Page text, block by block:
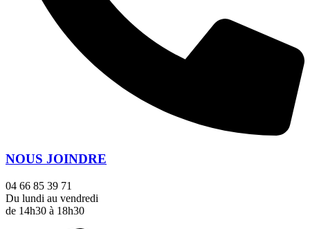
NOUS JOINDRE
04 66 85 39 71
Du lundi au vendredi
de 14h30 à 18h30